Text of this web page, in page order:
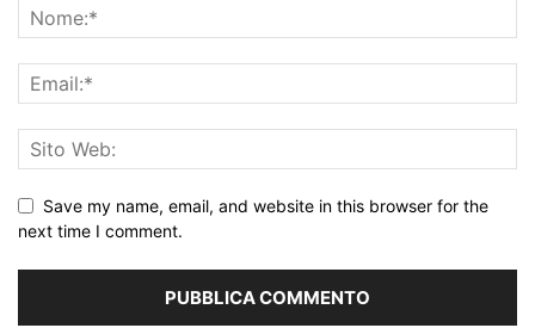
Save my name, email, and website in this browser for the
next time I comment.